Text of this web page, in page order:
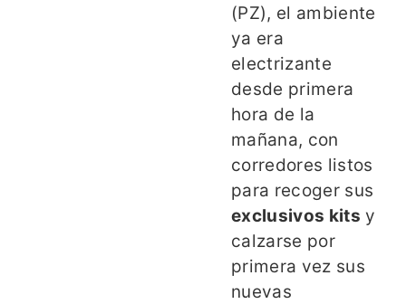
(PZ), el ambiente
ya era
electrizante
desde primera
hora de la
mañana, con
corredores listos
para recoger sus
exclusivos kits y
calzarse por
primera vez sus
nuevas